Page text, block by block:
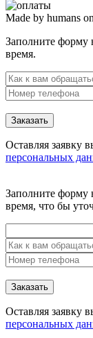
Made by humans
Заполните
время.
Заказать
Оставляя заявку
персональных
Заполните
время, что бы
Заказать
Оставляя заявку
персональных